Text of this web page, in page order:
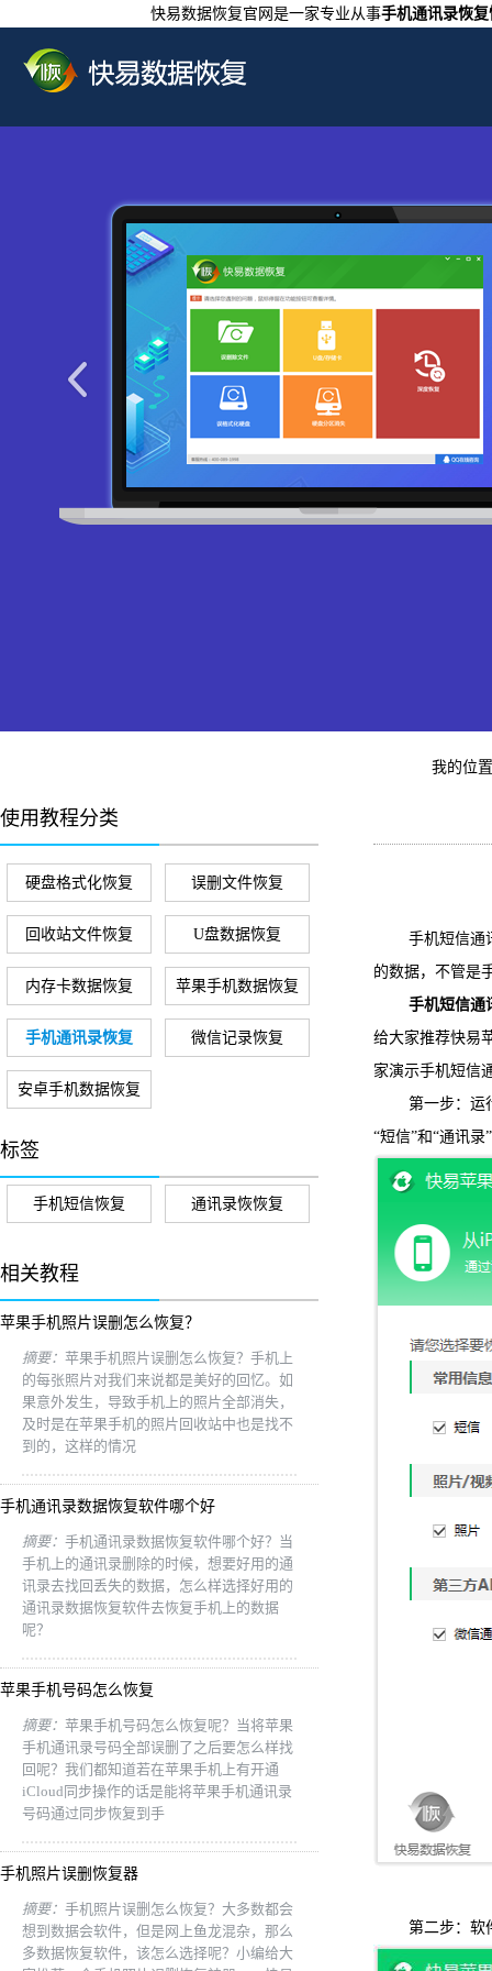
快易数据恢复官网是一家专业从事手机通讯录恢
我的位
使用教程分类
硬盘格式化恢复 误删文件恢复
回收站文件恢复 U盘数据恢复
内存卡数据恢复 苹果手机数据恢复
手机通讯录恢复 微信记录恢复
安卓手机数据恢复
标签
手机短信恢复 通讯录恢恢复
相关教程
苹果手机照片误删怎么恢复？
摘要： 苹果手机照片误删怎么恢复？手机上
的每张照片对我们来说都是美好的回忆。如
果意外发生，导致手机上的照片全部消失，
及时是在苹果手机的照片回收站中也是找不
到的，这样的情况
手机通讯录数据恢复软件哪个好
摘要： 手机通讯录数据恢复软件哪个好？当
手机上的通讯录删除的时候，想要好用的通
讯录去找回丢失的数据，怎么样选择好用的
通讯录数据恢复软件去恢复手机上的数据
呢？
苹果手机号码怎么恢复
摘要： 苹果手机号码怎么恢复呢？当将苹果
手机通讯录号码全部误删了之后要怎么样找
回呢？我们都知道若在苹果手机上有开通
iCloud同步操作的话是能将苹果手机通讯录
号码通过同步恢复到手
手机照片误删恢复器
摘要： 手机照片误删怎么恢复？大多数都会
想到数据会软件，但是网上鱼龙混杂，那么
多数据恢复软件，该怎么选择呢？小编给大
手机短信通讯
的数据，不管是
手机短信通
给大家推荐快易
家演示手机短信
第一步：运
“短信”和“通讯
第二步：软件